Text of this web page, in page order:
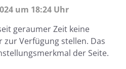
um 18:24 Uhr
geraumer Zeit keine
zur Verfügung stellen. Das
der Seite.